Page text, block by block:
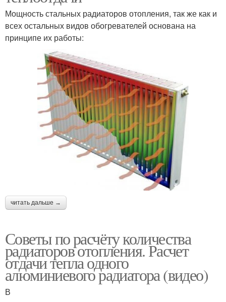
Мощность стальных радиаторов отопления, так же как и
всех остальных видов обогревателей основана на
принципе их работы:
читать дальше →
Советы по расчёту количества
радиаторов отопления. Расчет
отдачи тепла одного
алюминиевого радиатора (видео)
В